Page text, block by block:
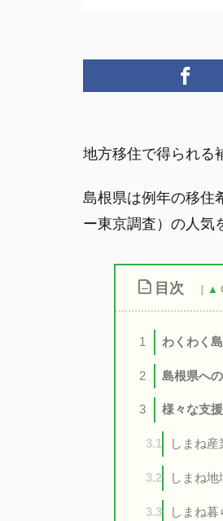
地方移住で得られる
島根県は例年の移住
ー東京調査）の人気
目次
1 わくわく
2 島根県へ
3 様々な支
3.1 しまね
3.2 しまね
3.3 しまね